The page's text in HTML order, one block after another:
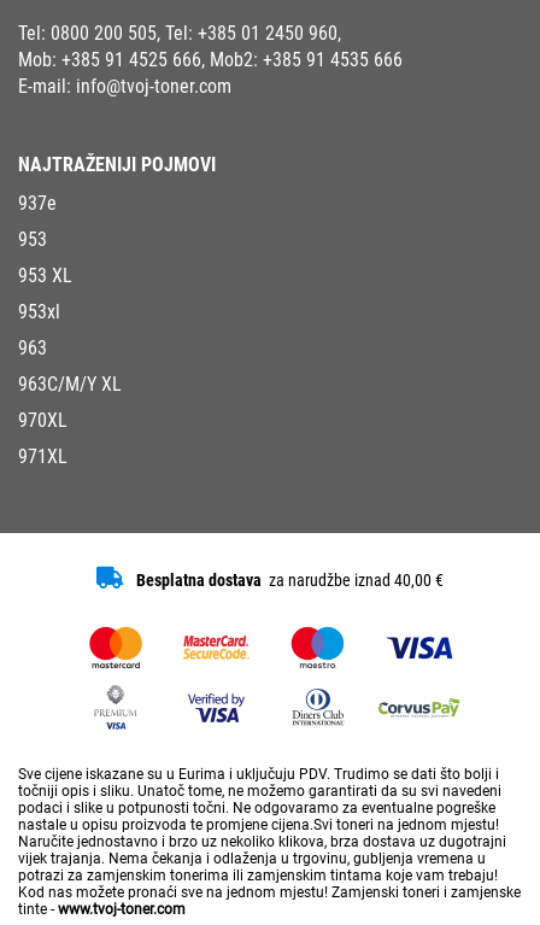
Tel: 0800 200 505, Tel: +385 01 2450 960,
Mob: +385 91 4525 666, Mob2: +385 91 4535 666
E-mail: info@tvoj-toner.com
NAJTRAŽENIJI POJMOVI
937e
953
953 XL
953xl
963
963C/M/Y XL
970XL
971XL
Besplatna dostava za narudžbe iznad 40,00 €
Sve cijene iskazane su u Eurima i uključuju PDV. Trudimo se dati što bolji i
točniji opis i sliku. Unatoč tome, ne možemo garantirati da su svi navedeni
podaci i slike u potpunosti točni. Ne odgovaramo za eventualne pogreške
nastale u opisu proizvoda te promjene cijena.Svi toneri na jednom mjestu!
Naručite jednostavno i brzo uz nekoliko klikova, brza dostava uz dugotrajni
vijek trajanja. Nema čekanja i odlaženja u trgovinu, gubljenja vremena u
potrazi za zamjenskim tonerima ili zamjenskim tintama koje vam trebaju!
Kod nas možete pronaći sve na jednom mjestu! Zamjenski toneri i zamjenske
tinte - www.tvoj-toner.com